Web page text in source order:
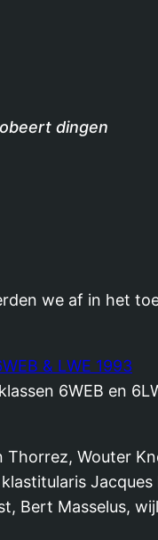
dingen
we af in het
6WEB en
Thorrez, Wouter
Bert Masselus,